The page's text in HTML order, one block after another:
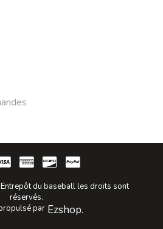
du baseball les droits sont
réservés.
par Ezshop.